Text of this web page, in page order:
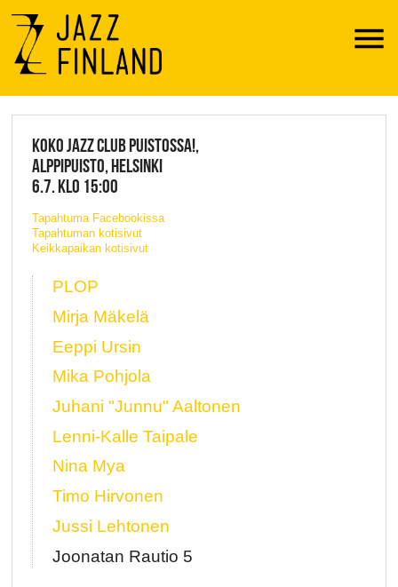
Menu
JAZZ FINLAND LIVE
KOKO JAZZ CLUB PUISTOSSA!,
ALPPIPUISTO, HELSINKI
6.7. KLO 15:00
Tapahtuma Facebookissa
Tapahtuman kotisivut
Keikkapaikan kotisivut
PLOP
Mirja Mäkelä
Eeppi Ursin
Mika Pohjola
Juhani "Junnu" Aaltonen
Lenni-Kalle Taipale
Nina Mya
Timo Hirvonen
Jussi Lehtonen
Joonatan Rautio 5